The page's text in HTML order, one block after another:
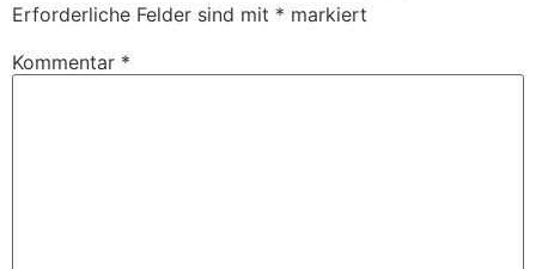
Erforderliche Felder sind mit * markiert
Kommentar *